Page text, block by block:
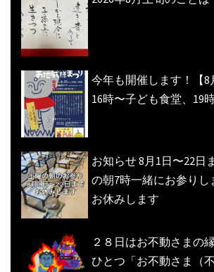
今年も開催します！【8
16時〜子ども食堂、19
お知らせ 8月1日〜22日
の朝7時一緒にお参りし
お休みします
２８日はお不動さまの
ひとつ「お不動さま（